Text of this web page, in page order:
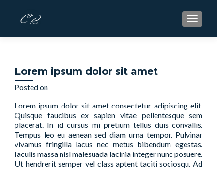
i
MENU
Lorem ipsum dolor sit amet
Posted on
Lorem ipsum dolor sit amet consectetur adipiscing elit.
Quisque faucibus ex sapien vitae pellentesque sem
placerat. In id cursus mi pretium tellus duis convallis.
Tempus leo eu aenean sed diam urna tempor. Pulvinar
vivamus fringilla lacus nec metus bibendum egestas.
Iaculis massa nisl malesuada lacinia integer nunc posuere.
Ut hendrerit semper vel class aptent taciti sociosqu. Ad